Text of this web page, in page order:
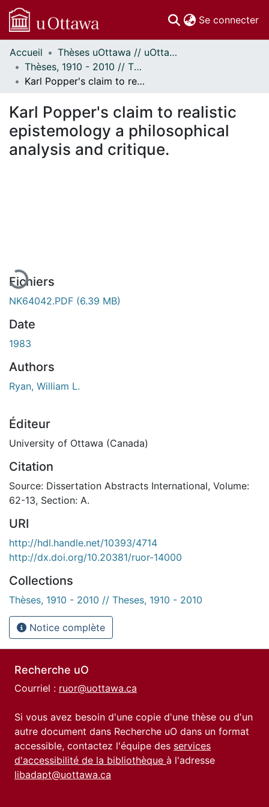
Se connecter
Communautés
et collections
Parcourir
À propos
Accueil
Thèses uOttawa // uOttawa Theses
Thèses, 1910 - 2010 // Theses, 1910 - 2010
Karl Popper's claim to realistic epistemology a philosophical analysis and critique.
Karl Popper's claim to realistic
epistemology a philosophical
analysis and critique.
Fichiers
NK64042.PDF (6.39 MB)
Date
1983
Authors
Ryan, William L.
Éditeur
University of Ottawa (Canada)
Citation
Source: Dissertation Abstracts International, Volume:
62-13, Section: A.
URI
http://hdl.handle.net/10393/4714
http://dx.doi.org/10.20381/ruor-14000
Collections
Thèses, 1910 - 2010 // Theses, 1910 - 2010
Notice complète
Recherche uO
Courriel : ruor@uottawa.ca
Si vous avez besoin d'une copie d'une thèse ou d'un
autre document dans Recherche uO dans un format
accessible, contactez l'équipe des services
d'accessibilité de la bibliothèque à l'adresse
libadapt@uottawa.ca